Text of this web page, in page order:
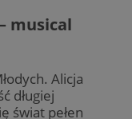
musical
Alicja
długiej
świat pełen